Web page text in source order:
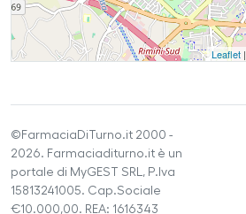
Leaflet
©FarmaciaDiTurno.it 2000 -
2026. Farmaciaditurno.it è un
portale di MyGEST SRL, P.Iva
15813241005. Cap.Sociale
€10.000,00. REA: 1616343